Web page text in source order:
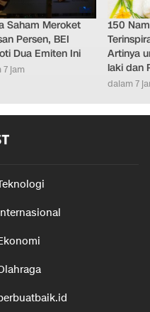
Saham Meroket
Persen, BEI
Dua Emiten Ini
7 jam
150
Artinya
laki dan
dalam 7